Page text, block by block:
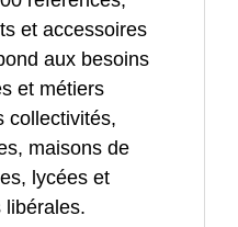
et accessoires
aux besoins
et métiers
collectivités,
maisons de
lycées et
libérales.